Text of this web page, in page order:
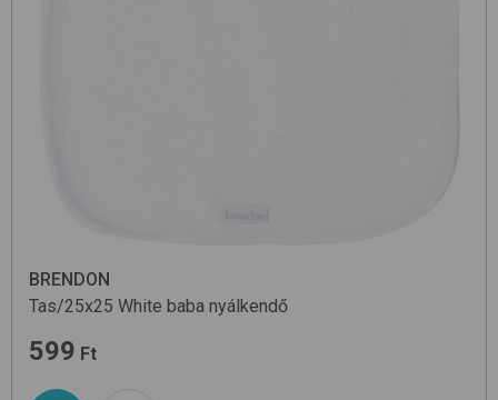
BRENDON
Tas/25x25 White baba nyálkendő
599 Ft